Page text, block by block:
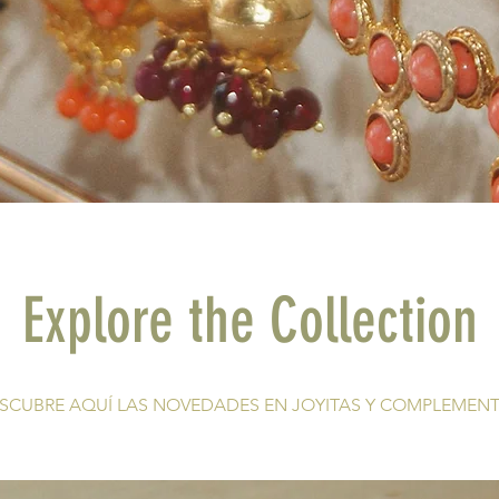
Explore the Collection
AQUÍ LAS NOVEDADES EN JOYITAS Y